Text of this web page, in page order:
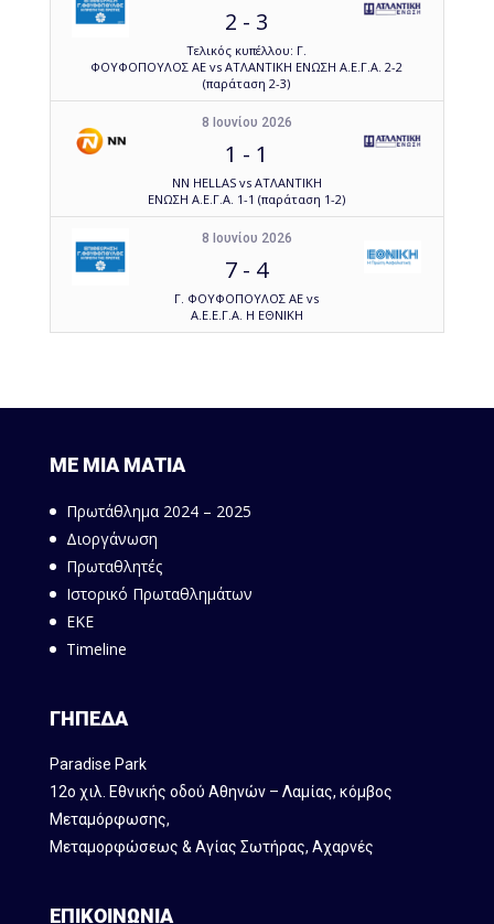
2 - 3
Τελικός κυπέλλου: Γ.
ΦΟΥΦΟΠΟΥΛΟΣ ΑΕ vs ΑΤΛΑΝΤΙΚΗ ΕΝΩΣΗ Α.Ε.Γ.Α. 2-2
(παράταση 2-3)
8 Ιουνίου 2026
1 - 1
NN HELLAS vs ΑΤΛΑΝΤΙΚΗ
ΕΝΩΣΗ Α.Ε.Γ.Α. 1-1 (παράταση 1-2)
8 Ιουνίου 2026
7 - 4
Γ. ΦΟΥΦΟΠΟΥΛΟΣ ΑΕ vs
Α.Ε.Ε.Γ.Α. Η ΕΘΝΙΚΗ
ΜΕ ΜΙΑ ΜΑΤΙΑ
Πρωτάθλημα 2024 – 2025
Διοργάνωση
Πρωταθλητές
Ιστορικό Πρωταθλημάτων
ΕΚΕ
Timeline
ΓΗΠΕΔΑ
Paradise Park
12ο χιλ. Εθνικής οδού Αθηνών – Λαμίας, κόμβος
Mεταμόρφωσης,
Μεταμορφώσεως & Αγίας Σωτήρας, Αχαρνές
ΕΠΙΚΟΙΝΩΝΙΑ